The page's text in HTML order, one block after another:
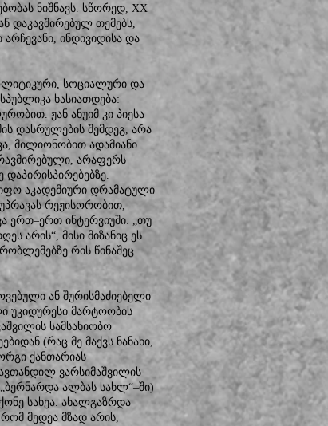
ნიშნავს. სწორედ, XX
დაკავშირებულ თემებს,
ინდივიდისა და
სოციალური და
ხასიათდება:
ჟან ანუიმ კი პიესა
დასრულების შემდეგ, არა
მილიონობით ადამიანი
არაფერს
აკადემიური დრამატული
რეჟისორობით,
ინტერვიუში: „თუ
არის“, მისი მიზანიც ეს
რის წინაშეც
ან შურისმაძიებელი
უკიდურესი მარტოობის
სამსახიობო
(რაც მე მაქვს ნანახი,
ქანთარიას
ვარსიმაშვილის
ალბას სახლ“–ში)
სახეა. ახალგაზრდა
მედეა მზად არის,